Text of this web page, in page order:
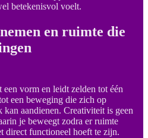
betekenisvol voelt.
en ruimte die
vorm en leidt zelden tot één
een beweging die zich op
aandienen. Creativiteit is geen
je beweegt zodra er ruimte
direct functioneel hoeft te zijn.